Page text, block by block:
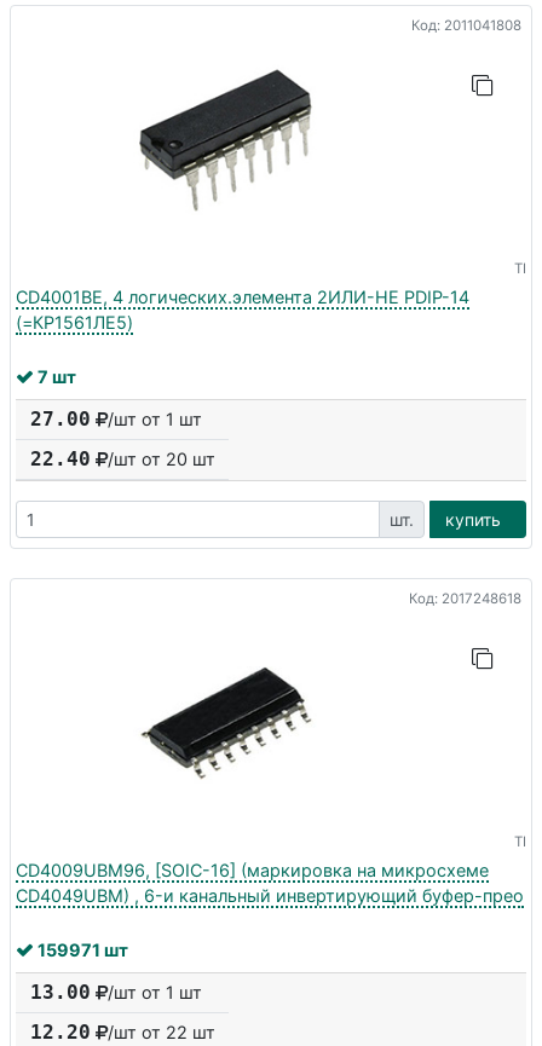
Код: 2011041808
TI
CD4001BE, 4 логических.элемента 2ИЛИ-НЕ PDIP-14
(=КР1561ЛЕ5)
7 шт
27.00 /шт от 1 шт
22.40 /шт от 20 шт
шт. купить
Код: 2017248618
TI
CD4009UBM96, [SOIC-16] (маркировка на микросхеме
CD4049UBM) , 6-и канальный инвертирующий буфер-прео
159971 шт
13.00 /шт от 1 шт
12.20 /шт от 22 шт